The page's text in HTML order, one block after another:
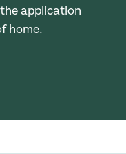
application
home.